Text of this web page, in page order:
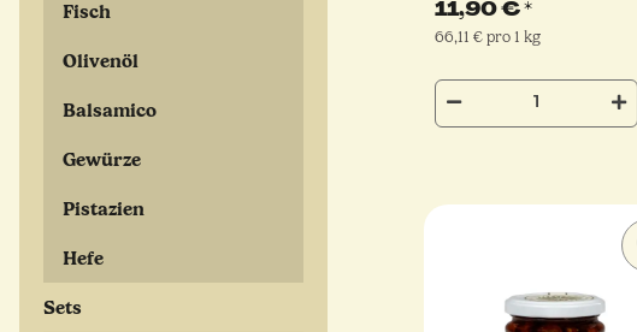
11,90 €*
66,11 € pro 1 kg
Fisch
Olivenöl
Balsamico
Gewürze
Pistazien
Hefe
Sets